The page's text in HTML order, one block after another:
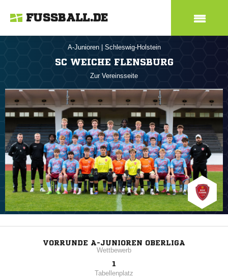
FUSSBALL.DE
A-Junioren Schleswig-Holstein
SC WEICHE FLENSBURG
Zur Vereinsseite
VORRUNDE A-JUNIOREN OBERLIGA
Wettbewerb
1
Tabellenplatz